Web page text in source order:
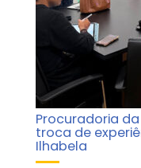
Procuradoria
troca de
Ilhabela